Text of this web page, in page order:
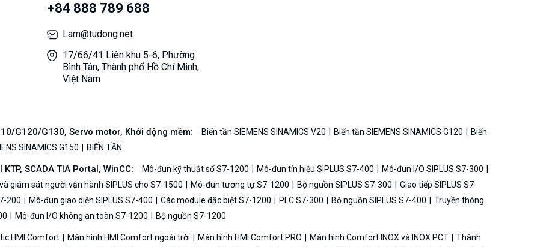
+84 888 789 688
Lam@tudong.net
17/66/41 Liên khu 5-6, Phường
Bình Tân, Thành phố Hồ Chí Minh,
Việt Nam
G120/G130, Servo motor, Khởi động mềm: Biến tần SIEMENS SINAMICS V20 Biến tần SIEMENS SINAMICS G120
Biến
SINAMICS G150 BIẾN TẦN
SCADA TIA Portal, WinCC: Mô-đun kỹ thuật số S7-1200 Mô-đun tín hiệu SIPLUS S7-400
Mô-đun I/O SIPLUS S7-300
giám sát người vận hành SIPLUS cho S7-1500 Mô-đun tương tự S7-1200 Bộ nguồn SIPLUS S7-300
Giao tiếp SIPLUS S7-
200 Mô-đun giao diện SIPLUS S7-400 Các module đặc biệt S7-1200 PLC S7-300 Bộ nguồn SIPLUS S7-400
Truyền thông
Mô-đun I/O không an toàn S7-1200 Bộ nguồn S7-1200
HMI Comfort Màn hình HMI Comfort ngoài trời Màn hình HMI Comfort PRO Màn hình Comfort INOX và INOX PCT
Thành